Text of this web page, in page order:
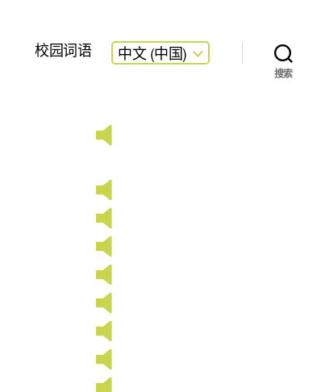
校园词语 中文 (中国)
搜索